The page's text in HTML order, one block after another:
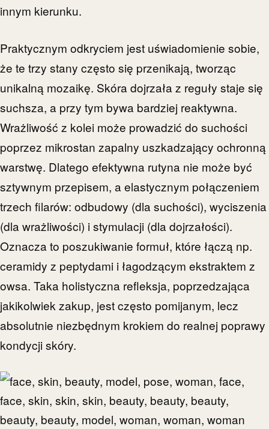
innym kierunku.
Praktycznym odkryciem jest uświadomienie sobie,
że te trzy stany często się przenikają, tworząc
unikalną mozaikę. Skóra dojrzała z reguły staje się
suchsza, a przy tym bywa bardziej reaktywna.
Wrażliwość z kolei może prowadzić do suchości
poprzez mikrostan zapalny uszkadzający ochronną
warstwę. Dlatego efektywna rutyna nie może być
sztywnym przepisem, a elastycznym połączeniem
trzech filarów: odbudowy (dla suchości), wyciszenia
(dla wrażliwości) i stymulacji (dla dojrzałości).
Oznacza to poszukiwanie formuł, które łączą np.
ceramidy z peptydami i łagodzącym ekstraktem z
owsa. Taka holistyczna refleksja, poprzedzająca
jakikolwiek zakup, jest często pomijanym, lecz
absolutnie niezbędnym krokiem do realnej poprawy
kondycji skóry.